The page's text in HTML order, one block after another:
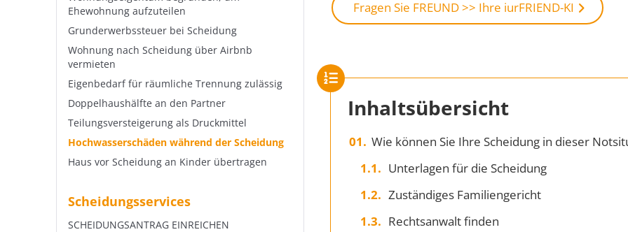
Ehewohnung aufzuteilen
Grunderwerbssteuer bei Scheidung
Wohnung nach Scheidung über Airbnb
vermieten
Eigenbedarf für räumliche Trennung zulässig
Doppelhaushälfte an den Partner
Teilungsversteigerung als Druckmittel
Hochwasserschäden während der Scheidung
Haus vor Scheidung an Kinder übertragen
Scheidungsservices
SCHEIDUNGSANTRAG EINREICHEN
Fragen Sie FREUND >> Ihre iurFRIEND-KI
Inhaltsübersicht
Wie können Sie Ihre Scheidung in dieser
Unterlagen für die Scheidung
Zuständiges Familiengericht
Rechtsanwalt finden